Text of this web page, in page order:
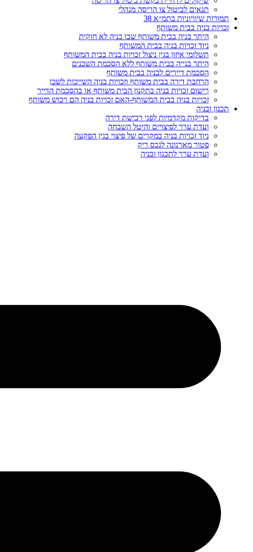
תנאים לביטול צו הריסה מנהלי
תמורות שיוויוניות בתמ״א 38
זכויות בניה בבית משותף
היתר בניה בבית משותף שבו בניה לא חוקית
ניוד זכויות בניה בבית המשותף
תשלומי איזון בגין ניצול זכויות בניה בבית המשותף
היתר בנייה בבית משותף ללא הסכמת השכנים
הסכמת דיירים לבניה בבית משותף
הרחבת דירה בבית משותף וזכויות בניה השייכות לשכן
רישום זכויות בניה בתקנון הבית משותף או בהסכמת הדייר
זכויות בניה בבית המשותף-האם זכויות בניה הם רכוש משותף
תכנון ובניה
בדיקות מקדמיות לפני רכישת דירה
ועדת ערר לפיצויים והיטל השבחה
ניוד זכויות בניה במקרים של פיצוי בגין הפקעה
פטור מארנונה לנכס ריק
ועדת ערר לתכנון ובניה